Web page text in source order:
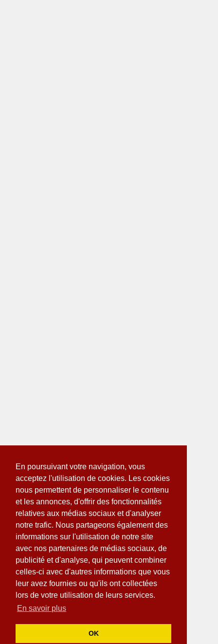
En poursuivant votre navigation, vous
acceptez l'utilisation de cookies. Les cookies
nous permettent de personnaliser le contenu
et les annonces, d'offrir des fonctionnalités
relatives aux médias sociaux et d'analyser
notre trafic. Nous partageons également des
informations sur l'utilisation de notre site
avec nos partenaires de médias sociaux, de
publicité et d'analyse, qui peuvent combiner
celles-ci avec d'autres informations que vous
leur avez fournies ou qu'ils ont collectées
lors de votre utilisation de leurs services.
En savoir plus
OK